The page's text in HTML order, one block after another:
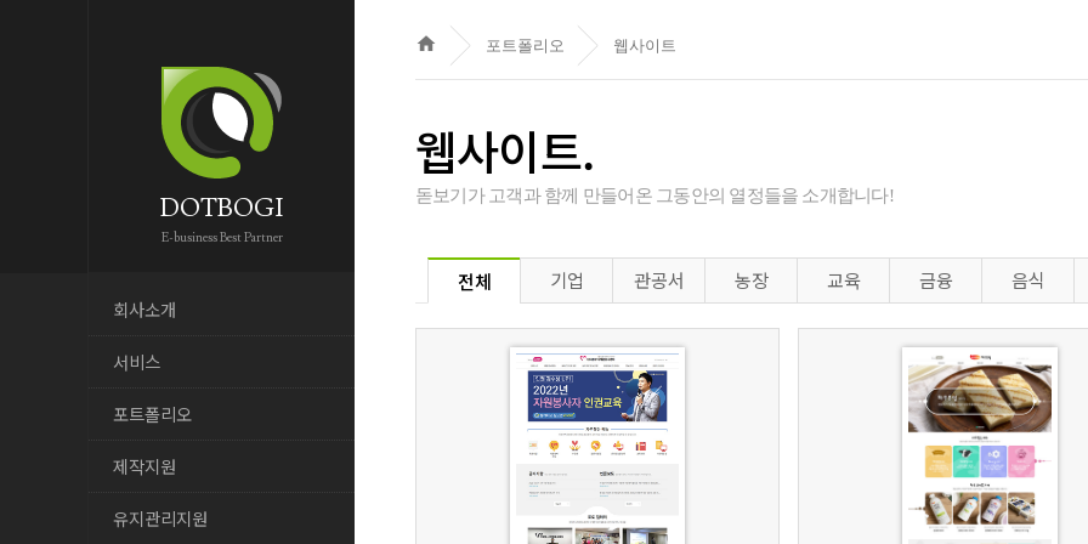
DOTBOGI
E-business Best Partner
회사소개
서비스
포트폴리오
제작지원
유지관리지원
home 포트폴리오 웹사이트
웹사이트.
돋보기가 고객과 함께 만들어온 그동안의 열정들을 소개합니다!
전체 기업 관공서 농장 교육 금융 음식